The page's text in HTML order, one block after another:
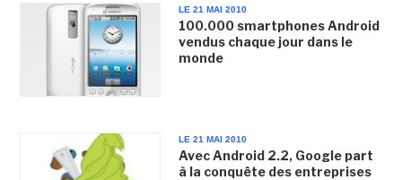
LE 21 MAI 2010
100.000 smartphones Android
vendus chaque jour dans le
monde
LE 21 MAI 2010
Avec Android 2.2, Google part
à la conquête des entreprises